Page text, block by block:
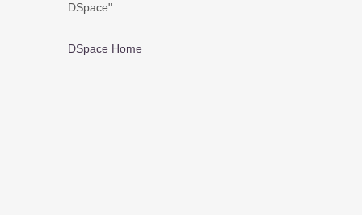
DSpace".
DSpace Home